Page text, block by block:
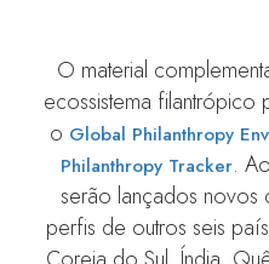
O material
ecossistema
o Global Philanthropy
Philanthropy Tracker.
serão lançados novos
perfis de outros seis